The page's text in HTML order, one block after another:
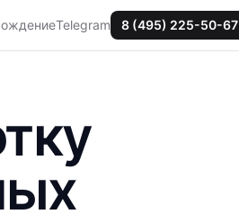
Telegram 8 (495) 225-50-67